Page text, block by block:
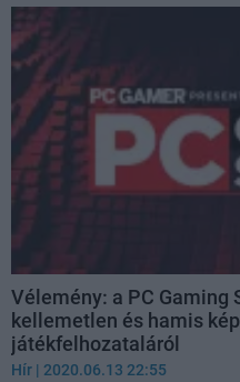
Vélemény: a PC Gaming
kellemetlen és hamis
játékfelhozataláról
Hír | 2020.06.13 22:55